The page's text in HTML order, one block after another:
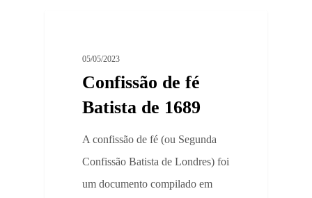
05/05/2023
Confissão de fé
Batista de 1689
A confissão de fé (ou Segunda
Confissão Batista de Londres) foi
um documento compilado em